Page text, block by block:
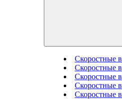
Скоростные
Скоростные
Скоростные
Скоростные
Скоростные